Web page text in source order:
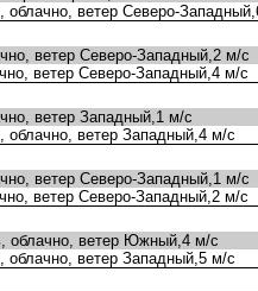
ветер Северо-
ветер Северо-Западный,2 м/с
ветер Северо-Западный,4 м/с
ветер Западный,1 м/с
ветер Западный,4 м/с
ветер Северо-Западный,1 м/с
ветер Северо-Западный,2 м/с
ветер Южный,4 м/с
ветер Западный,5 м/с